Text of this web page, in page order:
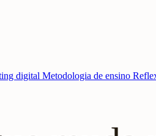
digital Metodologia de ensino